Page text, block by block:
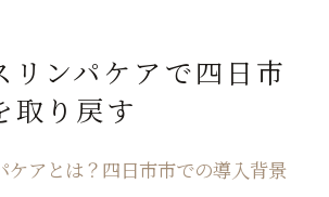
民が語るホルミシスリンパケアの
果
リンパケアで四日市
取り戻す
ケアとは？四日市市での導入背景